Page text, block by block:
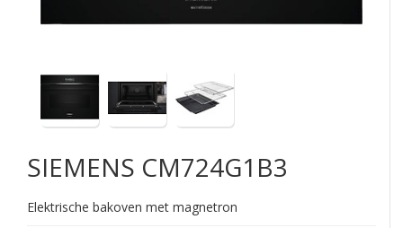
SIEMENS CM724G1B3
Elektrische bakoven met magnetron